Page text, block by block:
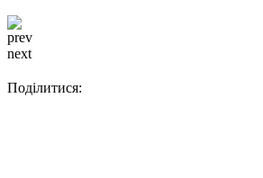
prev
next
Поділитися: